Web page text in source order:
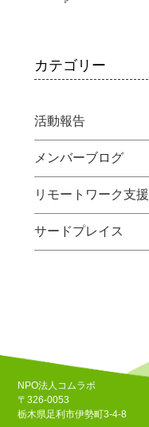
カテゴリー
活動報告
メンバーブログ
リモートワーク支援
サードプレイス
NPO法人コムラボ
〒326-0053
栃木県足利市伊勢町3-4-8